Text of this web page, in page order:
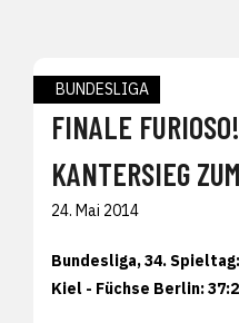
BUNDESLIGA
FINALE
KANTERSIEG
24. Mai 2014
Bundesliga, 34.
Kiel - Füchse Berlin: